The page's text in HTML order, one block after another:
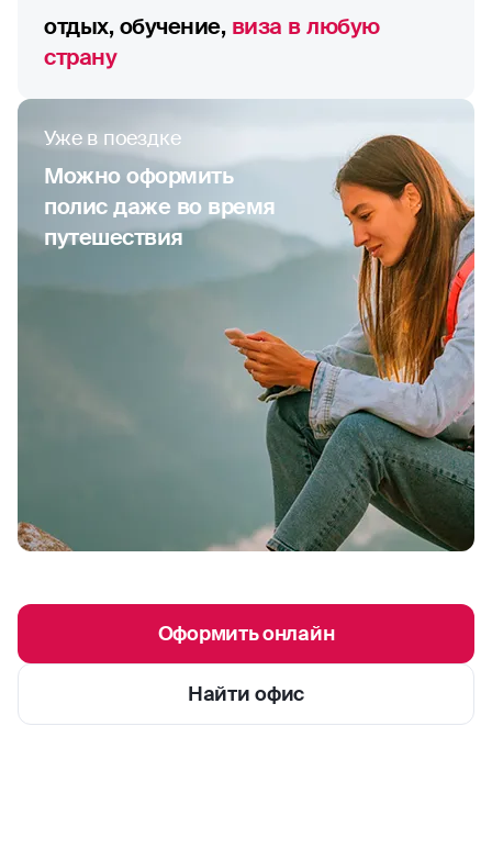
отдых, обучение,виза в любую
страну
Уже в поездке
Можно оформить
полис даже во время
путешествия
Оформить онлайн
Найти офис